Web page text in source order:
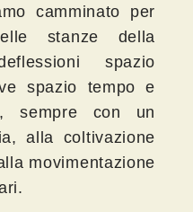
camminato per
stanze della
spazio
spazio tempo e
sempre con un
alla coltivazione
movimentazione